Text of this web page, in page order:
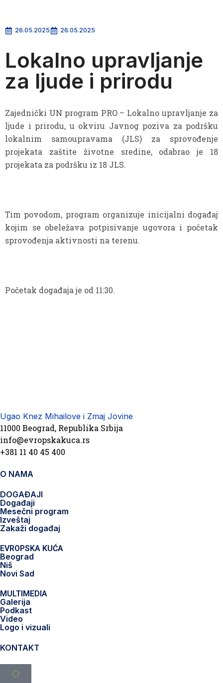
26.05.2025 26.05.2025
Lokalno upravljanje
za ljude i prirodu
Zajednički UN program PRO – Lokalno upravljanje za
ljude i prirodu, u okviru Javnog poziva za podršku
lokalnim samoupravama (JLS) za sprovođenje
projekata zaštite životne sredine, odabrao je 18
projekata za podršku iz 18 JLS.
Tim povodom, program organizuje inicijalni događaj
kojim se obeležava potpisivanje ugovora i početak
sprovođenja aktivnosti na terenu.
Početak događaja je od 11:30.
Ugao Knez Mihailove i Zmaj Jovine
11000 Beograd, Republika Srbija
info@evropskakuca.rs
+381 11 40 45 400
O NAMA
DOGAĐAJI
Događaji
Mesečni program
Izveštaj
Zakaži događaj
EVROPSKA KUĆA
Beograd
Niš
Novi Sad
MULTIMEDIA
Galerija
Podkast
Video
Logo i vizuali
KONTAKT